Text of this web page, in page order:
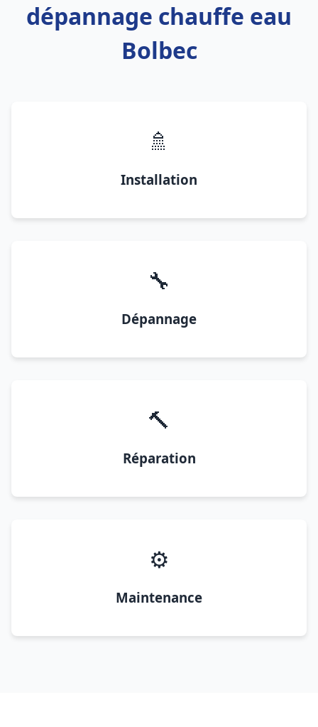
dépannage chauffe eau
Bolbec
🚿
Installation
🔧
Dépannage
🔨
Réparation
⚙️
Maintenance